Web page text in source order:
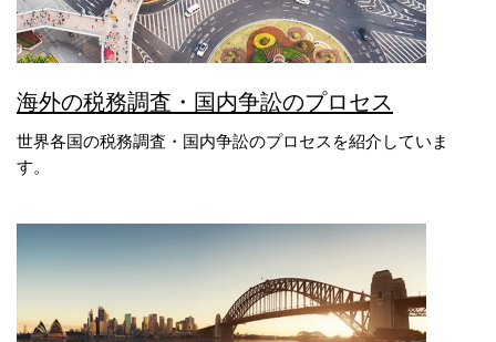
海外の税務調査・国内争訟のプロセス
世界各国の税務調査・国内争訟のプロセスを紹介していま
す。